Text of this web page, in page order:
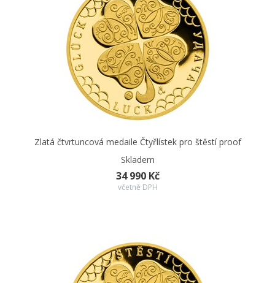
Zlatá čtvrtuncová medaile Čtyřlístek pro štěstí proof
Skladem
34 990 Kč
včetně DPH